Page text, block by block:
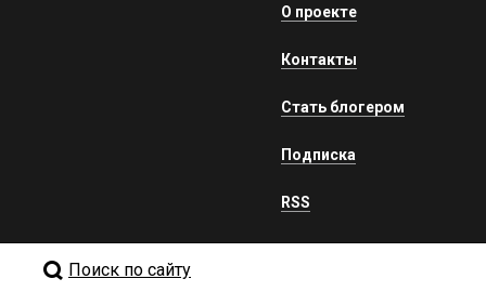
О проекте
Контакты
Стать блогером
Подписка
RSS
Поиск по сайту